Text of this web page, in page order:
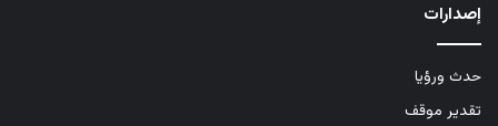
إصدارات
حدث ورؤيا
تقدير موقف